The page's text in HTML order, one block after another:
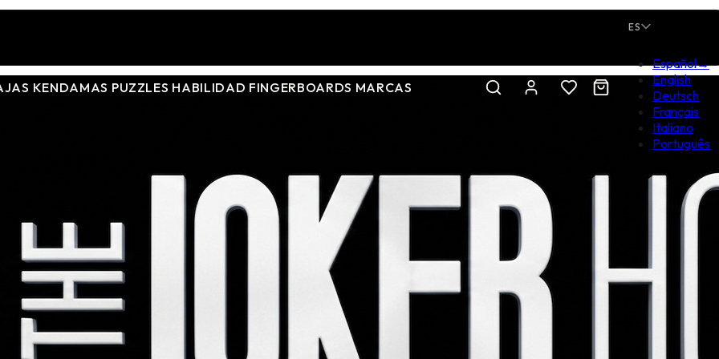
KENDAMAS PUZZLES HABILIDAD FINGERBOARDS MARCAS
ES
Español→
English
Deutsch
Français
Italiano
Português